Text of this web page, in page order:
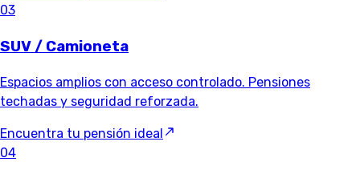
03
SUV / Camioneta
Espacios amplios con acceso controlado. Pensiones
techadas y seguridad reforzada.
Encuentra tu pensión ideal
04